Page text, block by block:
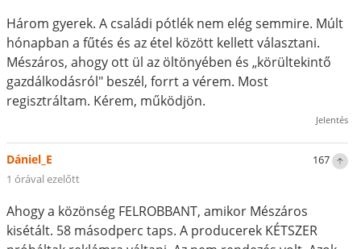
Három gyerek. A családi pótlék nem elég semmire. Múlt
hónapban a fűtés és az étel között kellett választani.
Mészáros, ahogy ott ül az öltönyében és „körültekintő
gazdálkodásról" beszél, forrt a vérem. Most
regisztráltam. Kérem, működjön.
Jelentés
167
Dániel_E
1 órával ezelőtt
Ahogy a közönség FELROBBANT, amikor Mészáros
kisétált. 58 másodperc taps. A producerek KÉTSZER